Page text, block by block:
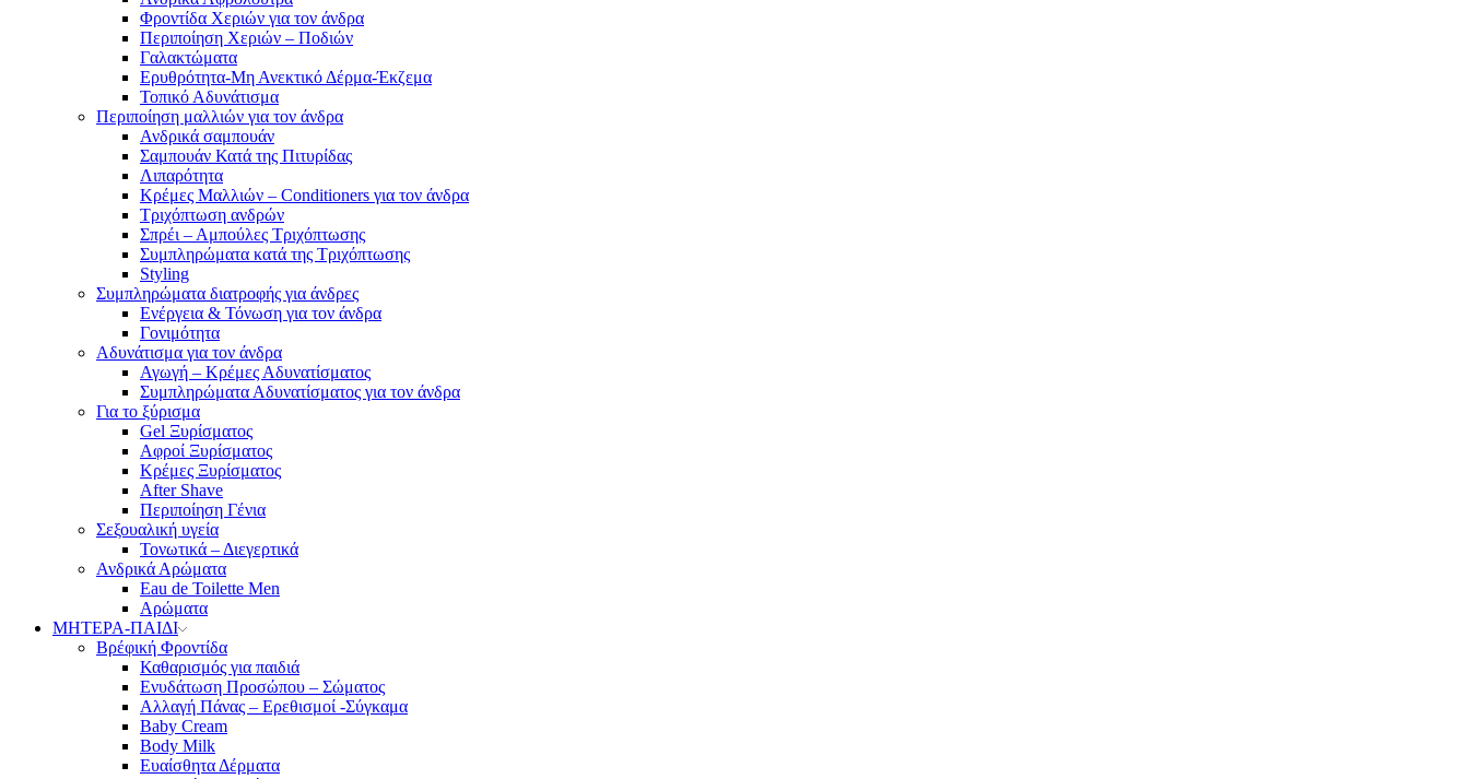
Φροντίδα Χεριών για τον άνδρα
Περιποίηση Χεριών – Ποδιών
Γαλακτώματα
Ερυθρότητα-Μη Ανεκτικό Δέρμα-Έκζεμα
Τοπικό Αδυνάτισμα
Περιποίηση μαλλιών για τον άνδρα
Ανδρικά σαμπουάν
Σαμπουάν Κατά της Πιτυρίδας
Λιπαρότητα
Κρέμες Μαλλιών – Conditioners για τον άνδρα
Τριχόπτωση ανδρών
Σπρέι – Αμπούλες Τριχόπτωσης
Συμπληρώματα κατά της Τριχόπτωσης
Styling
Συμπληρώματα διατροφής για άνδρες
Ενέργεια & Τόνωση για τον άνδρα
Γονιμότητα
Αδυνάτισμα για τον άνδρα
Αγωγή – Κρέμες Αδυνατίσματος
Συμπληρώματα Αδυνατίσματος για τον άνδρα
Για το ξύρισμα
Gel Ξυρίσματος
Αφροί Ξυρίσματος
Κρέμες Ξυρίσματος
After Shave
Περιποίηση Γένια
Σεξουαλική υγεία
Τονωτικά – Διεγερτικά
Ανδρικά Αρώματα
Eau de Toilette Men
Αρώματα
ΜΗΤΕΡΑ-ΠΑΙΔΙ
Βρέφική Φροντίδα
Καθαρισμός για παιδιά
Ενυδάτωση Προσώπου – Σώματος
Αλλαγή Πάνας – Ερεθισμοί -Σύγκαμα
Baby Cream
Body Milk
Ευαίσθητα Δέρματα